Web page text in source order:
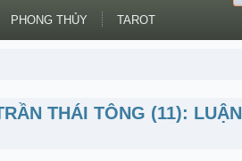
PHONG THỦY TAROT
THÁI TÔNG (11): LUẬN